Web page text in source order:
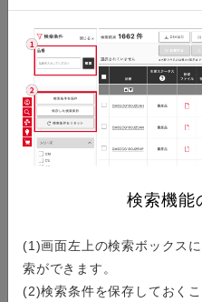
検索機能
(1)画面左上の検索ボックス
索ができます。
(2)検索条件を保存しておく
製品検索
シリーズから探す
シリーズ名の一覧から製品を